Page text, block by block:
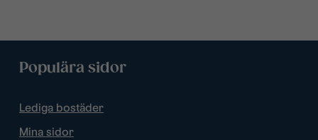
Populära sidor
Lediga bostäder
Mina sidor